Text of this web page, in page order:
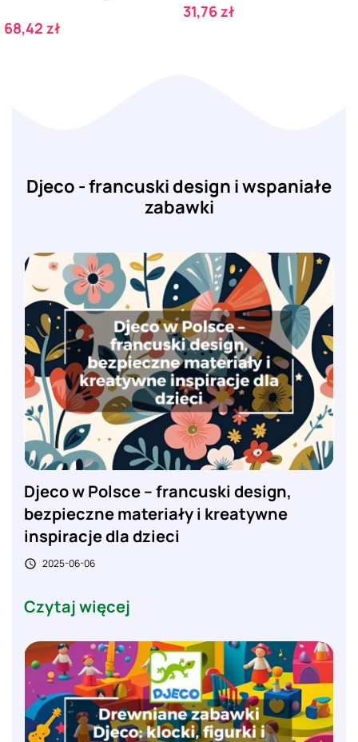
Cena
68,42 zł
Cena
31,76 zł
Djeco - francuski design i wspaniałe
zabawki
Djeco w Polsce – francuski design,
bezpieczne materiały i kreatywne
inspiracje dla dzieci
 2025-06-06
Czytaj więcej